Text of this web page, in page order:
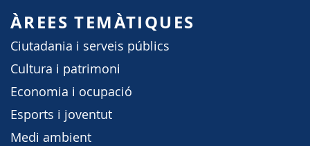
ÀREES TEMÀTIQUES
Ciutadania i serveis públics
Cultura i patrimoni
Economia i ocupació
Esports i joventut
Medi ambient